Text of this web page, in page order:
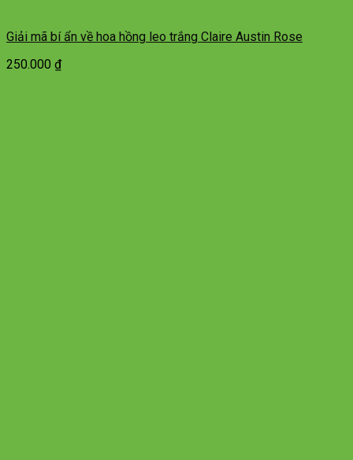
Giải mã bí ẩn về hoa hồng leo trắng Claire Austin Rose
250.000 ₫